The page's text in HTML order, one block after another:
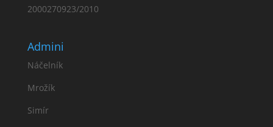
2000270923/2010
Admini
Náčelník
Mrožík
Simír